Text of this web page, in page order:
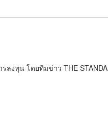
ลงทุน โดยทีมข่าว THE